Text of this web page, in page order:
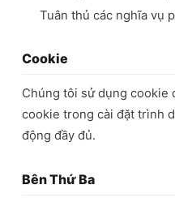
Tuân thủ các nghĩa vụ
Cookie
Chúng tôi sử dụng cookie
cookie trong cài đặt trình
động đầy đủ.
Bên Thứ Ba